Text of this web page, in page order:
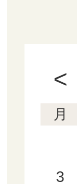
<
月
3